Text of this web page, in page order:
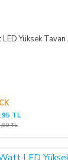
Yüksek Tavan
TL
TL